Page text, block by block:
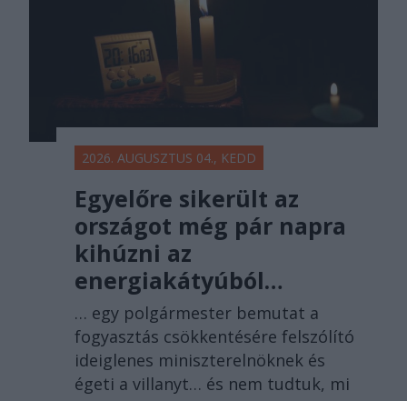
2026. AUGUSZTUS 04., KEDD
Egyelőre sikerült az
országot még pár napra
kihúzni az
energiakátyúból…
… egy polgármester bemutat a
fogyasztás csökkentésére felszólító
ideiglenes miniszterelnöknek és
égeti a villanyt… és nem tudtuk, mi